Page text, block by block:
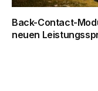
Back-Contact-
neuen